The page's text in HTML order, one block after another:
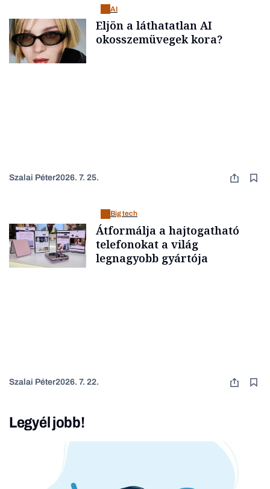
AI
Eljön a láthatatlan AI
okosszemüvegek kora?
Szalai Péter2026. 7. 25.
Big tech
Átformálja a hajtogatható
telefonokat a világ
legnagyobb gyártója
Szalai Péter2026. 7. 22.
Legyél jobb!